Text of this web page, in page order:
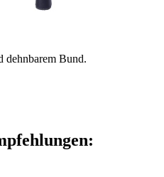
dehnbarem Bund.